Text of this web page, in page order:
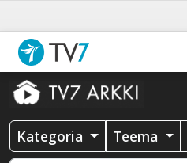
Kategoria Teema